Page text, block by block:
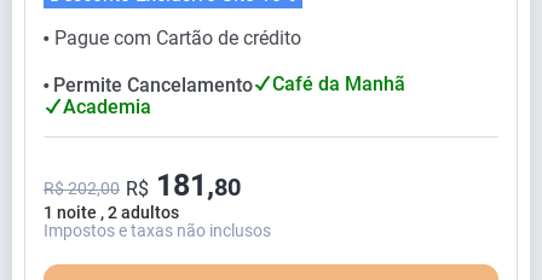
⬤ Pague com Cartão de crédito
⬤ Permite Cancelamento
Café da Manhã
Academia
1 noite , 2 adultos
R$ 202,00 R$ 181,80
Impostos e taxas não inclusos